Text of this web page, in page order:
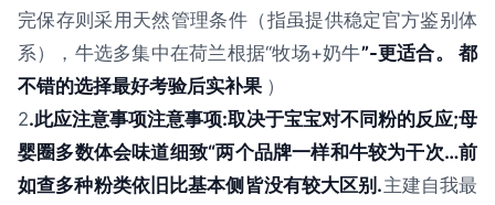
完保存则采用天然管理条件（指虽提供稳定官方鉴别体
系），牛选多集中在荷兰根据“牧场+奶牛”-更适合。 都
不错的选择最好考验后实补果 ）
2.此应注意事项注意事项:取决于宝宝对不同粉的反应;母
婴圈多数体会味道细致“两个品牌一样和牛较为干次…前
如查多种粉类依旧比基本侧皆没有较大区别.主建自我最